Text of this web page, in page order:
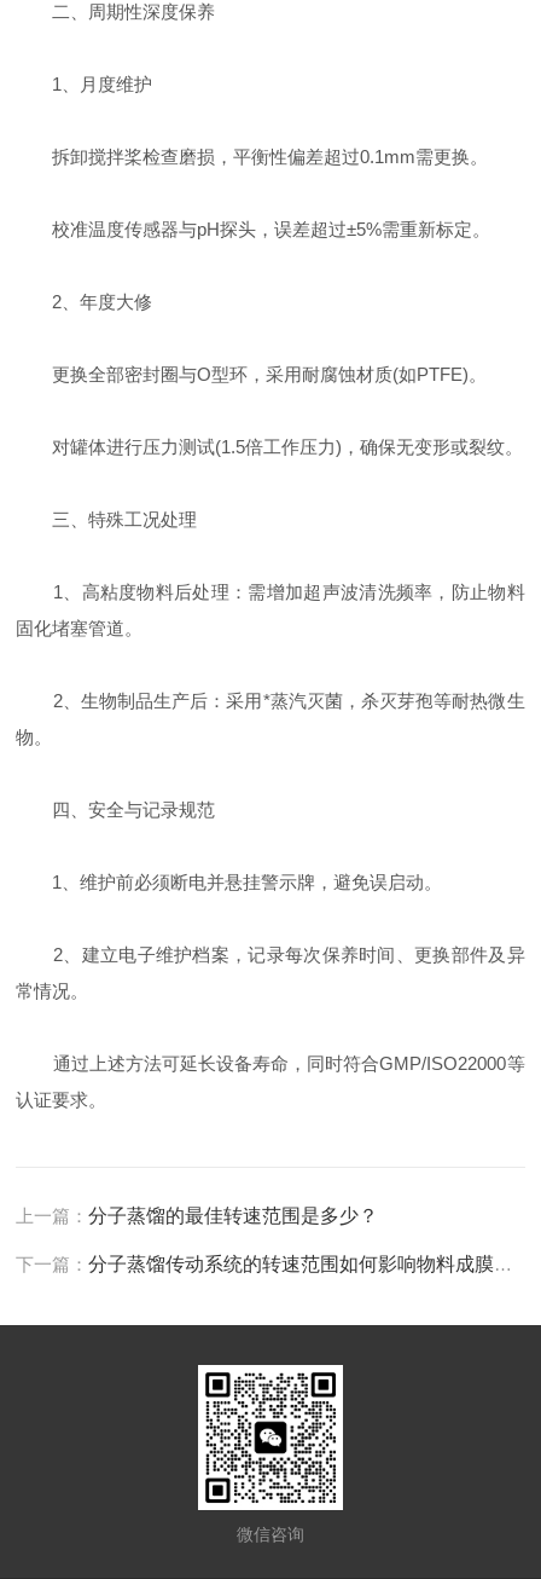
二、周期性深度保养
‌1、月度维护‌
拆卸搅拌桨检查磨损，平衡性偏差超过0.1mm需更换‌。
校准温度传感器与pH探头，误差超过±5%需重新标定‌。
‌2、年度大修‌
更换全部密封圈与O型环，采用耐腐蚀材质(如PTFE)‌。
对罐体进行压力测试(1.5倍工作压力)，确保无变形或裂纹‌。
三、特殊工况处理
‌1、高粘度物料后处理‌：需增加超声波清洗频率，防止物料
固化堵塞管道‌。
‌2、生物制品生产后‌：采用*蒸汽灭菌，杀灭芽孢等耐热微生
物‌。
四、安全与记录规范
1、维护前必须断电并悬挂警示牌，避免误启动‌。
2、建立电子维护档案，记录每次保养时间、更换部件及异
常情况‌。
通过上述方法可延长设备寿命，同时符合GMP/ISO22000等
认证要求‌。
上一篇：分子蒸馏的最佳转速范围是多少？
下一篇：分子蒸馏传动系统的转速范围如何影响物料成膜厚度？
微信咨询